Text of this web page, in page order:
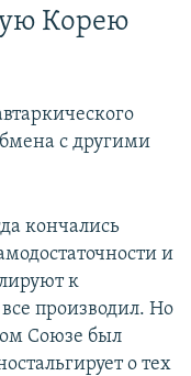
Корею
с другими
кончались
и
к
производил. Но
Союзе был
о тех